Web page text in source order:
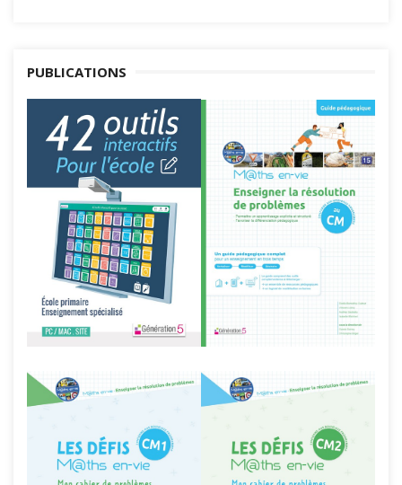
PUBLICATIONS